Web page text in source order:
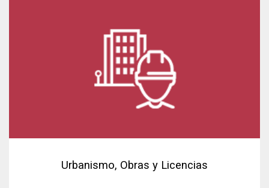
Urbanismo, Obras y Licencias